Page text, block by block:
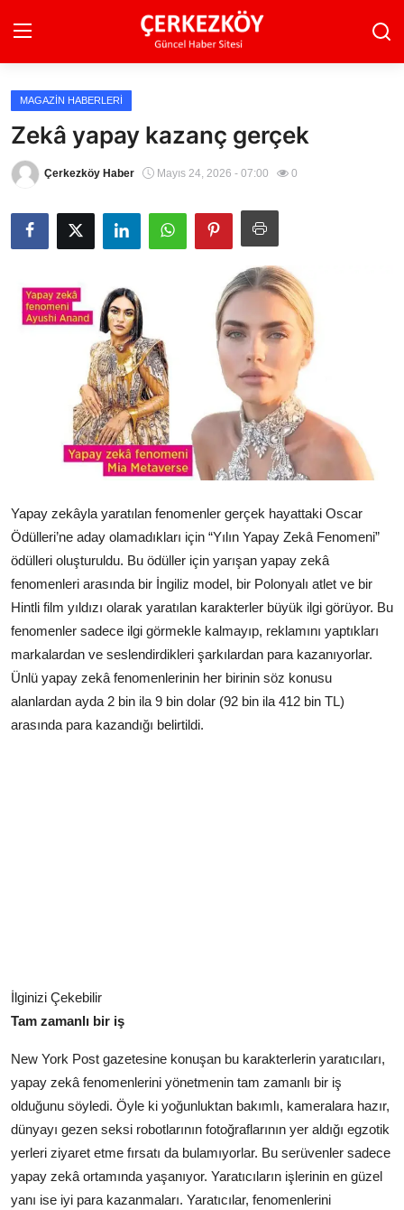
Ana Sayfa
Son Dakika
Magazin Haberleri
Spor Haberleri
Teknoloji Haberleri
Dünya Haberleri
Çerkezköy
MAGAZIN HABERLERI
Zekâ yapay kazanç gerçek
Çerkezköy Haber Mayıs 24, 2026 - 07:00 0
Yapay zekâyla yaratılan fenomenler gerçek hayattaki Oscar
Ödülleri’ne aday olamadıkları için “Yılın Yapay Zekâ Fenomeni”
ödülleri oluşturuldu. Bu ödüller için yarışan yapay zekâ
fenomenleri arasında bir İngiliz model, bir Polonyalı atlet ve bir
Hintli film yıldızı olarak yaratılan karakterler büyük ilgi görüyor. Bu
fenomenler sadece ilgi görmekle kalmayıp, reklamını yaptıkları
markalardan ve seslendirdikleri şarkılardan para kazanıyorlar.
Ünlü yapay zekâ fenomenlerinin her birinin söz konusu
alanlardan ayda 2 bin ila 9 bin dolar (92 bin ila 412 bin TL)
arasında para kazandığı belirtildi.
İlginizi Çekebilir
Tam zamanlı bir iş
New York Post gazetesine konuşan bu karakterlerin yaratıcıları,
yapay zekâ fenomenlerini yönetmenin tam zamanlı bir iş
olduğunu söyledi. Öyle ki yoğunluktan bakımlı, kameralara hazır,
dünyayı gezen seksi robotlarının fotoğraflarının yer aldığı egzotik
yerleri ziyaret etme fırsatı da bulamıyorlar. Bu serüvenler sadece
yapay zekâ ortamında yaşanıyor. Yaratıcıların işlerinin en güzel
yanı ise iyi para kazanmaları. Yaratıcılar, fenomenlerini